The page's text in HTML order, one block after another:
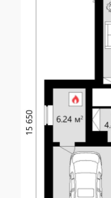
Высота 1 этажа
Высота 2 этажа